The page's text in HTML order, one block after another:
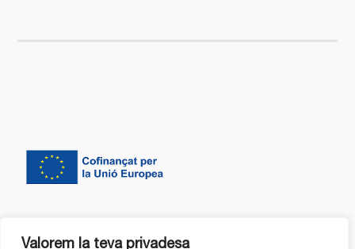
Valorem la teva privadesa